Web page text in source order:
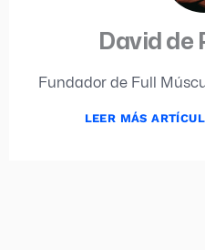
David de
Fundador de Full
LEER MÁS